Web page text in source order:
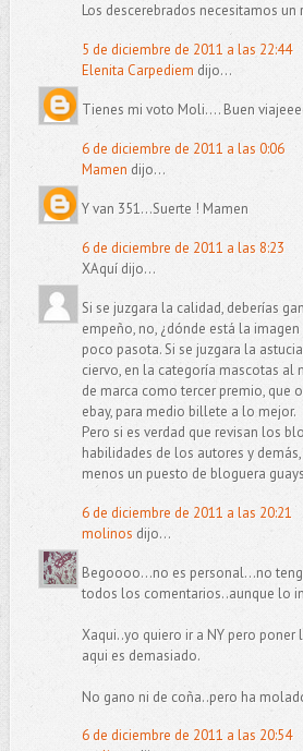
Los descerebrados necesitamos
5 de diciembre de 2011 a las 22:44
Elenita Carpediem dijo...
Tienes mi voto Moli.... Buen
6 de diciembre de 2011 a las 0:06
Mamen dijo...
Y van 351...Suerte ! Mamen
6 de diciembre de 2011 a las 8:23
XAquí dijo...
Si se juzgara la calidad, deberías
empeño, no, ¿dónde está la
poco pasota. Si se juzgara la
ciervo, en la categoría mascotas al
de marca como tercer premio, que
ebay, para medio billete a lo mejor.
Pero si es verdad que revisan los
habilidades de los autores y
menos un puesto de bloguera
6 de diciembre de 2011 a las 20:21
molinos dijo...
Begoooo...no es personal...no
todos los comentarios..aunque lo
Xaqui..yo quiero ir a NY pero poner
aqui es demasiado.
No gano ni de coña..pero ha
6 de diciembre de 2011 a las 20:54